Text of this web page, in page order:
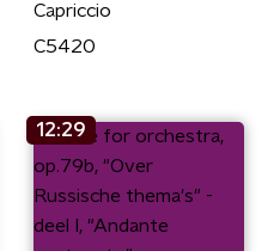
Capriccio
C5420
12:29